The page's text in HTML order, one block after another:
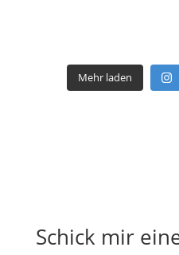
Mehr laden
Schick mir